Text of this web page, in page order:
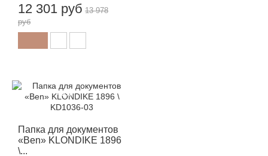
12 301 руб 13 978
руб
Папка для документов
«Ben» KLONDIKE 1896
\...
-12%